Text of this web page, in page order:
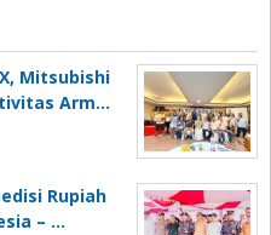
Mitsubishi
Arm…
Rupiah
– …